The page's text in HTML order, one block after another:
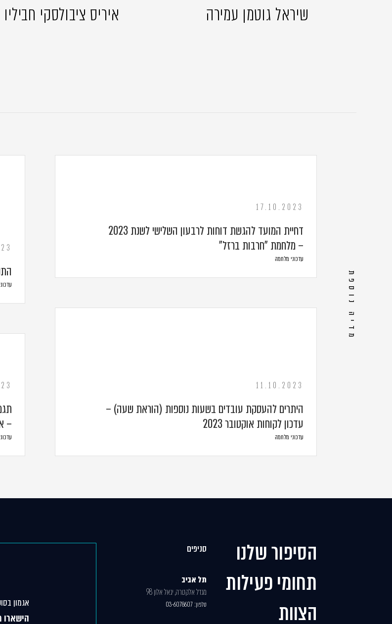
שיראל גוטמן עמירה איריס ציבולסקי חביליו
מדיה נוספת
17.10.2023
דחיית המועד להגשת דוחות לרבעון השלישי לשנת 2023
– מלחמת "חרבות ברזל"
עדכוני מלחמה
11.10.2023
היתרים להעסקת עובדים בשעות נוספות (הוראת שעה) –
עדכון לקוחות אוקטובר 2023
עדכוני מלחמה
–
הסיפור שלנו
תחומי פעילות
הצוות
סניפים
תל אביב
מגדל אלקטרה, יגאל אלון 98
טלפון: 03-6078607 אגמון
הישארו